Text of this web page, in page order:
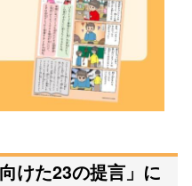
けた23の提言」に